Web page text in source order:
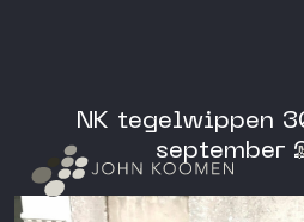
NK tegelwippen
september